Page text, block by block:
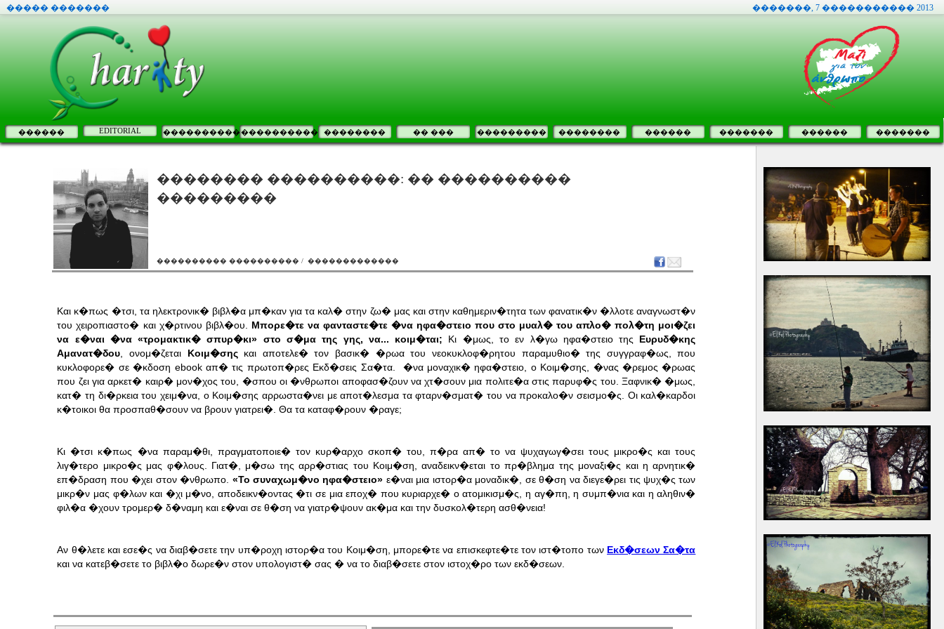
����� ������� �������, 7 ����������� 2013
������ EDITORIAL �������������������� �������� �� ��� ��������� �������� ������ ������� ������ �������
�������� ����������: �� ����������
���������
���������� ���������� / �������������
Και κ�πως �τσι, τα ηλεκτρονικ� βιβλ�α μπ�καν για τα καλ� στην ζω� μας και στην καθημεριν�τητα των φανατικ�ν �λλοτε αναγνωστ�ν
του χειροπιαστο� και χ�ρτινου βιβλ�ου. Μπορε�τε να φανταστε�τε �να ηφα�στειο που στο μυαλ� του απλο� πολ�τη μοι�ζει
να ε�ναι �να «τρομακτικ� σπυρ�κι» στο σ�μα της γης, να... κοιμ�ται; Κι �μως, το εν λ�γω ηφα�στειο της Ευρυδ�κης
Αμανατ�δου , ονομ�ζεται Κοιμ�σηςκαι αποτελε� τον βασικ� �ρωα του νεοκυκλοφ�ρητου παραμυθιο� της συγγραφ�ως, που
κυκλοφορε� σε �κδοση ebook απ� τις πρωτοπ�ρες Εκδ�σεις Σα�τα.
�να μοναχικ� ηφα�στειο, ο Κοιμ�σης, �νας �ρεμος �ρωας
που ζει για αρκετ� καιρ� μον�χος του, �σπου οι �νθρωποι αποφασ�ζουν να χτ�σουν μια πολιτε�α στις παρυφ�ς του. Ξαφνικ� �μως,
κατ� τη δι�ρκεια του χειμ�να, ο Κοιμ�σης αρρωστα�νει με αποτ�λεσμα τα φταρν�σματ� του να προκαλο�ν σεισμο�ς. Οι καλ�καρδοι
κ�τοικοι θα προσπαθ�σουν να βρουν γιατρει�. Θα τα καταφ�ρουν �ραγε;
Κι �τσι κ�πως �να παραμ�θι, πραγματοποιε� τον κυρ�αρχο σκοπ� του, π�ρα απ� το να ψυχαγωγ�σει τους μικρο�ς και τους
λιγ�τερο μικρο�ς μας φ�λους. Γιατ�, μ�σω της αρρ�στιας του Κοιμ�ση, αναδεικν�εται το πρ�βλημα της μοναξι�ς και η αρνητικ�
επ�δραση που �χει στον �νθρωπο. «Το συναχωμ�νο ηφα�στειο» ε�ναι μια ιστορ�α μοναδικ�, σε θ�ση να διεγε�ρει τις ψυχ�ς των
μικρ�ν μας φ�λων και �χι μ�νο, αποδεικν�οντας �τι σε μια εποχ� που κυριαρχε� ο ατομικισμ�ς, η αγ�πη, η συμπ�νια και η αληθιν�
φιλ�α �χουν τρομερ� δ�ναμη και ε�ναι σε θ�ση να γιατρ�ψουν ακ�μα και την δυσκολ�τερη ασθ�νεια!
Αν θ�λετε και εσε�ς να διαβ�σετε την υπ�ροχη ιστορ�α του Κοιμ�ση, μπορε�τε να επισκεφτε�τε τον ιστ�τοπο των Εκδ�σεων Σα�τα
και να κατεβ�σετε το βιβλ�ο δωρε�ν στον υπολογιστ� σας � να το διαβ�σετε στον ιστοχ�ρο των εκδ�σεων.